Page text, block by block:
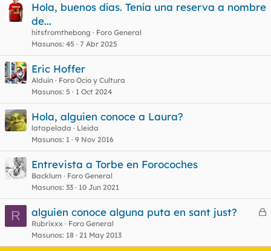
Hola, buenos días. Tenía una reserva a nombre
de...
hitsfromthebong
Foro General
Masunos 45 7 Abr 2025
Eric Hoffer
Alduin
Foro Ocio y Cultura
Masunos 5 1 Oct 2024
Hola, alguien conoce a Laura?
latapelada
Lleida
Masunos 1 9 Nov 2016
Entrevista a Torbe en Forocoches
Backlum
Foro General
Masunos 33 10 Jun 2021
R
C
alguien conoce alguna puta en sant just?
Rubrixxx
Foro General
Masunos 18 21 May 2013